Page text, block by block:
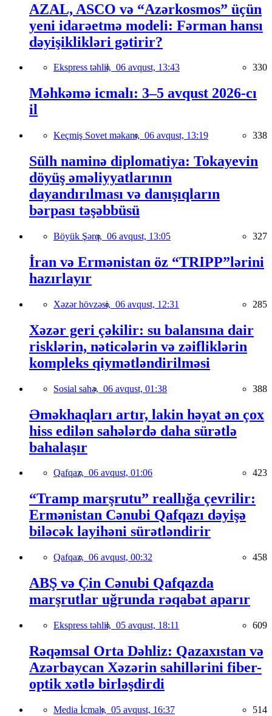
AZAL, ASCO və “Azərkosmos” üçün
yeni idarəetmə modeli: Fərman hansı
dəyişiklikləri gətirir?
Ekspress təhlil, 06 avqust, 13:43 330
Məhkəmə icmalı: 3–5 avqust 2026-cı
il
Keçmiş Sovet məkanı, 06 avqust, 13:19 338
Sülh naminə diplomatiya: Tokayevin
döyüş əməliyyatlarının
dayandırılması və danışıqların
bərpası təşəbbüsü
Böyük Şərq, 06 avqust, 13:05 327
İran və Ermənistan öz “TRIPP”lərini
hazırlayır
Xəzər hövzəsi, 06 avqust, 12:31 285
Xəzər geri çəkilir: su balansına dair
risklərin, nəticələrin və zəifliklərin
kompleks qiymətləndirilməsi
Sosial sahə, 06 avqust, 01:38 388
Əməkhaqları artır, lakin həyat ən çox
hiss edilən sahələrdə daha sürətlə
bahalaşır
Qafqaz, 06 avqust, 01:06 423
“Tramp marşrutu” reallığa çevrilir:
Ermənistan Cənubi Qafqazı dəyişə
biləcək layihəni sürətləndirir
Qafqaz, 06 avqust, 00:32 458
ABŞ və Çin Cənubi Qafqazda
marşrutlar uğrunda rəqabət aparır
Ekspress təhlil, 05 avqust, 18:11 609
Rəqəmsal Orta Dəhliz: Qazaxıstan və
Azərbaycan Xəzərin sahillərini fiber-
optik xətlə birləşdirdi
Media İcmalı, 05 avqust, 16:37 514